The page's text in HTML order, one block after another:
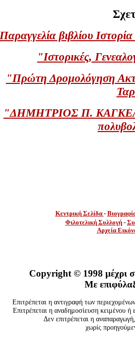
Παραγγελία βιβλίου
"Ιστορικές,
"Πρώτη Δρομολόγηση
"ΔΗΜΗΤΡΙΟΣ Π.
Κεντρική Σελίδα -
Φιλοτελική Συλλογή-
Αρχεία
Copyright © 1998 μέχρι
Με
Επιτρέπεται η αντιγραφή των
Επιτρέπεται η αναδημοσίευση κειμένου ή
Δεν επιτρέπεται η
χωρίς